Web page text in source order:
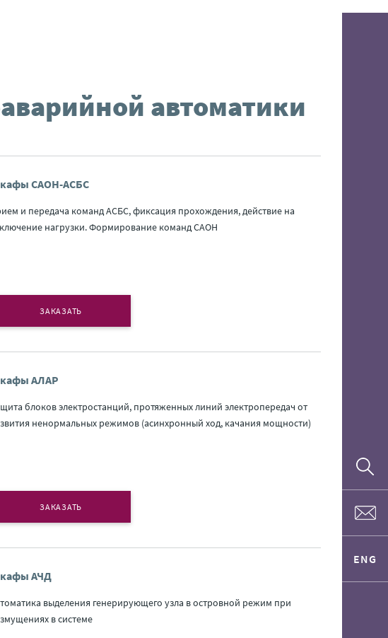
ENG
автоматики
САОН-АСБС
и передача команд АСБС, фиксация прохождения, действие на
нагрузки. Формирование команд САОН
ЗАКАЗАТЬ
АЛАР
блоков электростанций, протяженных линий электропередач от
ненормальных режимов (асинхронный ход, качания мощности)
ЗАКАЗАТЬ
АЧД
выделения генерирующего узла в островной режим при
в системе